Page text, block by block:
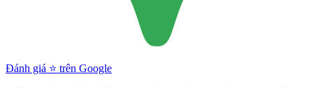
Đánh giá ⭐️ trên Google